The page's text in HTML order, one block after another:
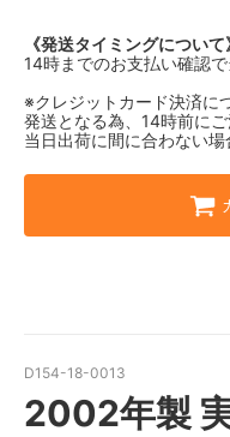
《発送タイミングについて
14時までのお支払い確認で
※クレジットカード決済に
発送となる為、14時前に
当日出荷に間に合わない場
D154-18-0013
2002年製